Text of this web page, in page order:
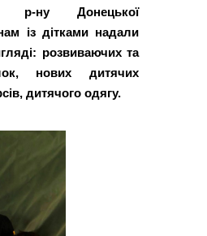
р-ну Донецької
із дітками надали
розвиваючих та
нових дитячих
дитячого одягу.